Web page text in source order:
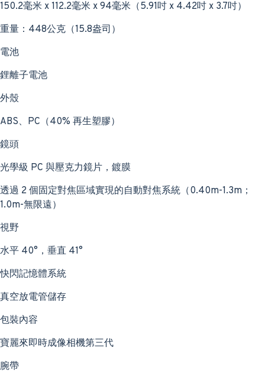
150.2毫米 x 112.2毫米 x 94毫米（5.91吋 x 4.42吋 x 3.7吋）
重量：448公克（15.8盎司）
電池
鋰離子電池
外殼
ABS、PC（40% 再生塑膠）
鏡頭
光學級 PC 與壓克力鏡片，鍍膜
透過 2 個固定對焦區域實現的自動對焦系統（0.40m-1.3m；
1.0m-無限遠）
視野
水平 40°，垂直 41°
快閃記憶體系統
真空放電管儲存
包裝內容
寶麗來即時成像相機第三代
腕帶